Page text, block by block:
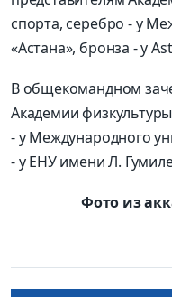
спорта, серебро - у
«Астана», бронза - у
В общекомандном
Академии
- у Международного
- у ЕНУ имени Л.
Фото из